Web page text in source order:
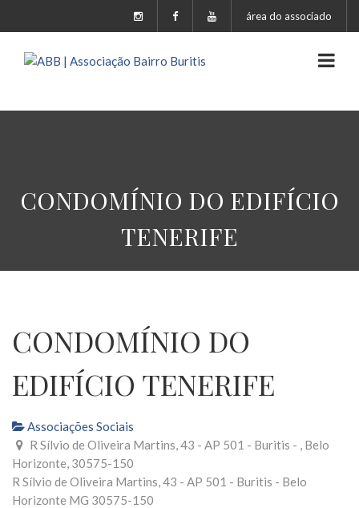
área do associado
CONDOMÍNIO DO EDIFÍCIO
TENERIFE
CONDOMÍNIO DO
EDIFÍCIO TENERIFE
Associações Sociais
R Sílvio de Oliveira Martins, 43 - AP 501 - Buritis - , Belo
Horizonte, 30575-150
R Sílvio de Oliveira Martins, 43 - AP 501 - Buritis - Belo
Horizonte MG 30575-150